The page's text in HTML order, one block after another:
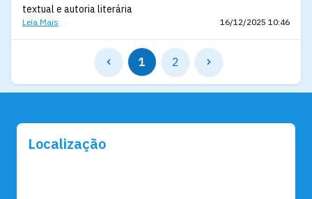
textual e autoria literária
Leia Mais 16/12/2025 10:46
1 2
Localização